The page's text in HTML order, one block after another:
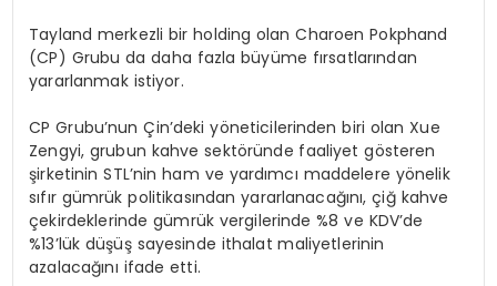
Tayland merkezli bir holding olan Charoen Pokphand
(CP) Grubu da daha fazla büyüme fırsatlarından
yararlanmak istiyor.
CP Grubu’nun Çin’deki yöneticilerinden biri olan Xue
Zengyi, grubun kahve sektöründe faaliyet gösteren
şirketinin STL’nin ham ve yardımcı maddelere yönelik
sıfır gümrük politikasından yararlanacağını, çiğ kahve
çekirdeklerinde gümrük vergilerinde %8 ve KDV’de
%13’lük düşüş sayesinde ithalat maliyetlerinin
azalacağını ifade etti.